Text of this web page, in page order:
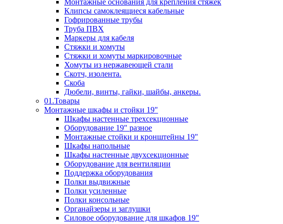
Монтажные основания для крепления стяжек
Клипсы самоклеящиеся кабельные
Гофрированные трубы
Труба ПВХ
Маркеры для кабеля
Стяжки и хомуты
Стяжки и хомуты маркировочные
Хомуты из нержавеющей стали
Скотч, изолента.
Скоба
Дюбели, винты, гайки, шайбы, анкеры.
01.Товары
Монтажные шкафы и стойки 19"
Шкафы настенные трехсекционные
Оборудование 19" разное
Монтажные стойки и кронштейны 19"
Шкафы напольные
Шкафы настенные двухсекционные
Оборудование для вентиляции
Поддержка оборудования
Полки выдвижные
Полки усиленные
Полки консольные
Органайзеры и заглушки
Силовое оборудование для шкафов 19"